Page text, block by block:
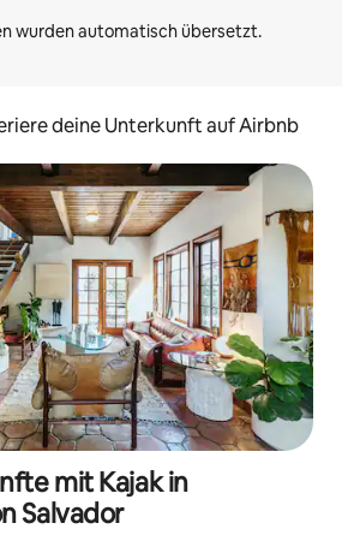
deine Unterkunft auf Airbnb
mit Kajak in
Salvador